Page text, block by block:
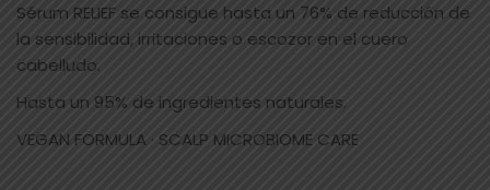
Sérum RELIEF se consigue hasta un 76% de reducción de
la sensibilidad, irritaciones o escozor en el cuero
cabelludo.
Hasta un 95% de ingredientes naturales.
VEGAN FORMULA · SCALP MICROBIOME CARE